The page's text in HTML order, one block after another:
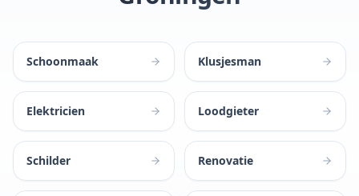
Schoonmaak Klusjesman
Elektricien Loodgieter
Schilder Renovatie